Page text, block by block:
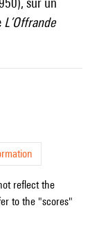
L’Offrande
reflect the
to the "scores"